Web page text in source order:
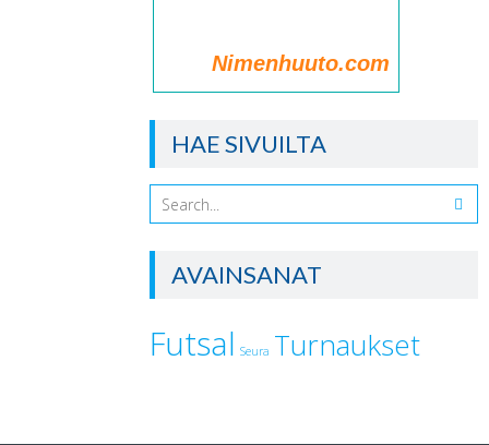
Nimenhuuto.com
HAE SIVUILTA
AVAINSANAT
Futsal Seura Turnaukset